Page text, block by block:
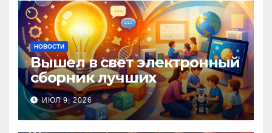
НОВОСТИ
Вышел в свет электронный
сборник лучших
инновационных практик
педагогов дошкольного
образования!
ИЮЛ 9, 2026